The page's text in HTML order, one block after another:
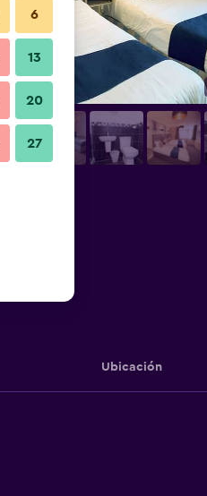
Ubicación
6
13
20
27